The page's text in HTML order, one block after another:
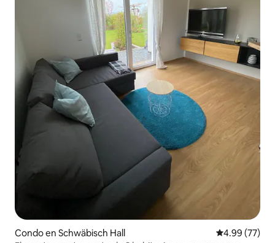
Condo en Schwäbisch Hall Calificación
4.99 (77)